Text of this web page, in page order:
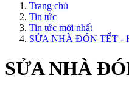
Trang chủ
Tin tức
Tin tức mới nhất
SỬA NHÀ ĐÓN TẾT -
SỬA NHÀ